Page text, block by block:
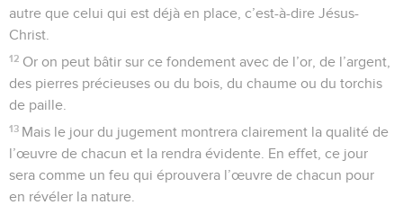
autre que celui qui est déjà en place, c’est-à-dire Jésus-
Christ.
12 Or on peut bâtir sur ce fondement avec de l’or, de l’argent,
des pierres précieuses ou du bois, du chaume ou du torchis
de paille.
13 Mais le jour du jugement montrera clairement la qualité de
l’œuvre de chacun et la rendra évidente. En effet, ce jour
sera comme un feu qui éprouvera l’œuvre de chacun pour
en révéler la nature.